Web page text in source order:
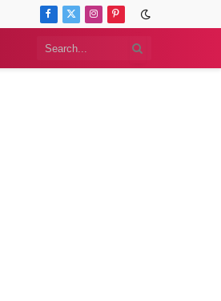
Facebook
X
Instagram
Pinterest